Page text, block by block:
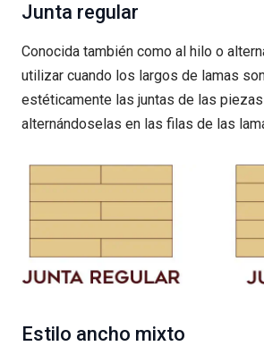
Junta regular
Conocida también como al hilo o
utilizar cuando los largos de lamas
estéticamente las juntas de las
alternándoselas en las filas de las
Estilo ancho mixto